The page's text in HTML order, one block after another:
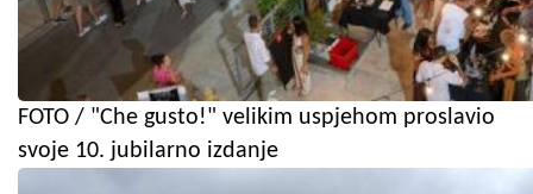
FOTO / "Che gusto!" velikim uspjehom proslavio
svoje 10. jubilarno izdanje